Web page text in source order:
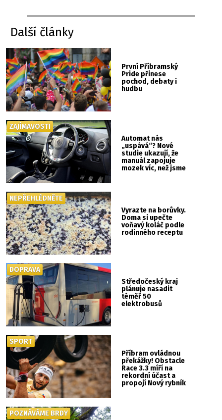
Další články
První Příbramský
Pride přinese
pochod, debaty i
hudbu
Automat nás
„uspává“? Nové
studie ukazují, že
manuál zapojuje
mozek víc, než jsme
ZAJÍMAVOSTI
Vyrazte na borůvky.
Doma si upečte
voňavý koláč podle
rodinného receptu
NEPŘEHLÉDNĚTE
Středočeský kraj
plánuje nasadit
téměř 50
elektrobusů
DOPRAVA
Příbram ovládnou
překážky! Obstacle
Race 3.3 míří na
rekordní účast a
propojí Nový rybník
SPORT
POZNÁVÁME BRDY